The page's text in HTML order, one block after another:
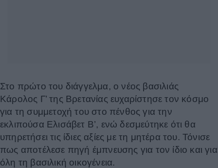
Στο πρώτο του διάγγελμα, ο νέος βασιλιάς
Κάρολος Γ’ της Βρετανίας ευχαρίστησε τον κόσμο
για τη συμμετοχή του στο πένθος για την
εκλιπούσα Ελισάβετ Β’, ενώ δεσμεύτηκε ότι θα
υπηρετήσει τις ίδιες αξίες με τη μητέρα του. Τόνισε
πως αποτέλεσε πηγή έμπνευσης για τον ίδιο και για
όλη τη βασιλική οικογένεια.